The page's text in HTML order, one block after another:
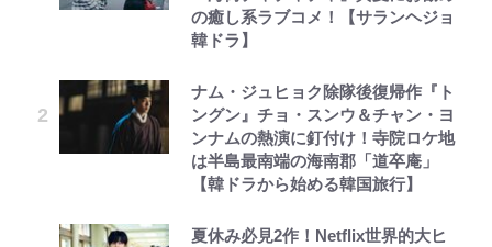
の癒し系ラブコメ！【サランヘジョ
韓ドラ】
ナム・ジュヒョク除隊後復帰作『ト
ングン』チョ・スンウ＆チャン・ヨ
ンナムの熱演に釘付け！寺院ロケ地
は半島最南端の海南郡「道卒庵」
【韓ドラから始める韓国旅行】
夏休み必見2作！Netflix世界的大ヒ